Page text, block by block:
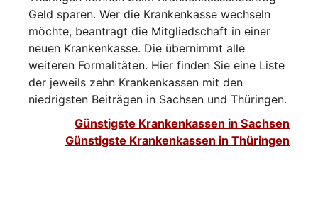
Geld sparen. Wer die Krankenkasse wechseln
möchte, beantragt die Mitgliedschaft in einer
neuen Krankenkasse. Die übernimmt alle
weiteren Formalitäten. Hier finden Sie eine Liste
der jeweils zehn Krankenkassen mit den
niedrigsten Beiträgen in Sachsen und Thüringen.
Günstigste Krankenkassen in Sachsen
Günstigste Krankenkassen in Thüringen